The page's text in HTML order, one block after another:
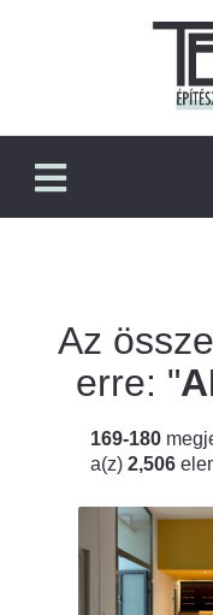
Az
erre: "
169-180
a(z) 2,506